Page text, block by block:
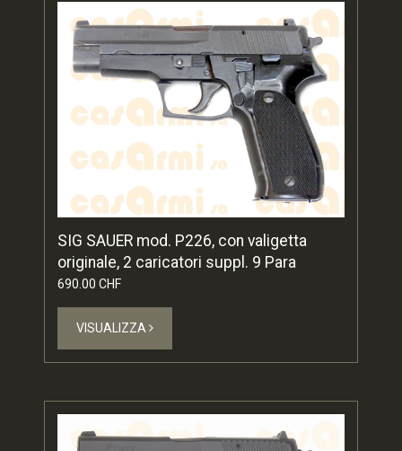
SIG SAUER mod. P226, con valigetta
originale, 2 caricatori suppl. 9 Para
690.00 CHF
VISUALIZZA